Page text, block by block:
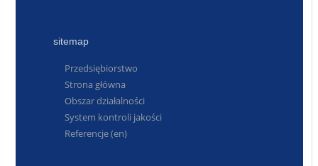
sitemap
Przedsiębiorstwo
Strona główna
Obszar działalności
System kontroli jakości
Referencje (en)